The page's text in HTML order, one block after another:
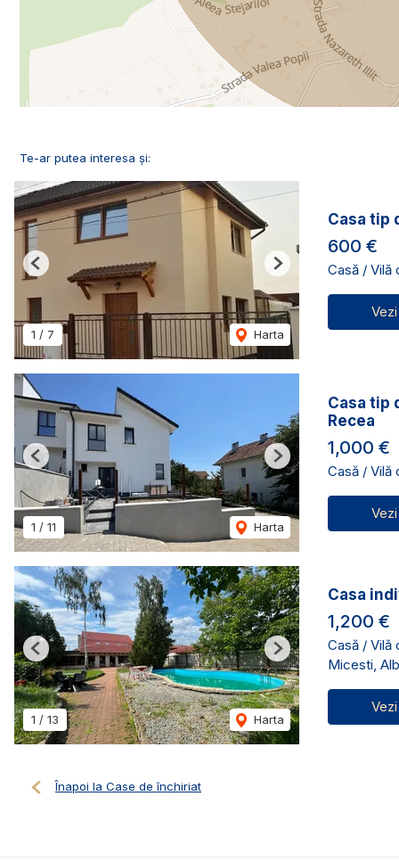
Te-ar putea interesa și:
1 / 7 Harta
Previous Next
Casa tip
600 €
Casă / Vilă
1 / 11 Harta
Previous Next
Casa tip
Recea
1,000 €
Casă / Vilă
1 / 13 Harta
Previous Next
Casa
1,200 €
Casă / Vilă
Micesti,
Înapoi la Case de închiriat